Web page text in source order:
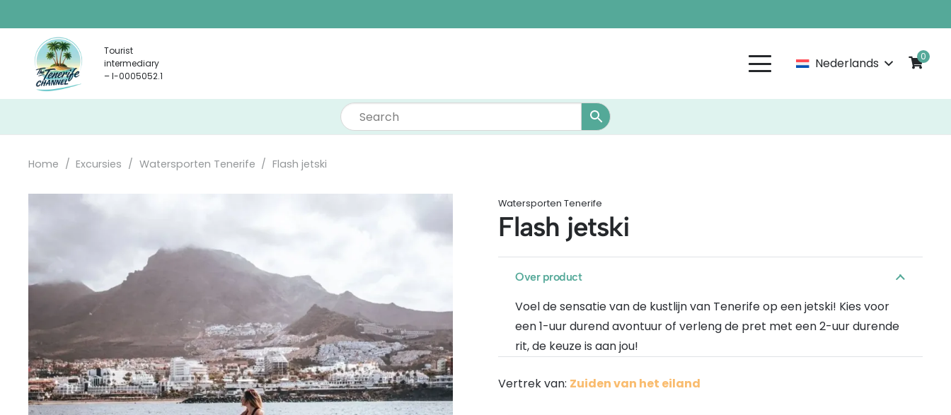
Tourist
intermediary
– I-0005052.1
Nederlands 0
Home / Excursies / Watersporten Tenerife / Flash jetski
Watersporten Tenerife
Flash jetski
Over product
Voel de sensatie van de kustlijn van Tenerife op een jetski! Kies voor
een 1-uur durend avontuur of verleng de pret met een 2-uur durende
rit, de keuze is aan jou!
Vertrek van: Zuiden van het eiland